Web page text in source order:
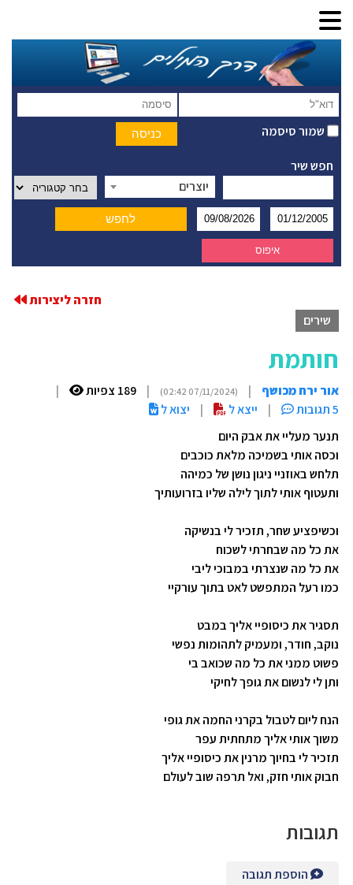
שמור סיסמה
חפש שיר
יוצרים
חזרה ליצירות
שירים
חותמת
אור ירח מכושף |
(07/11/2024 02:42)
| 189 צפיות
|
5 תגובות
| ייצא ל |
יצוא ל
תנער מעליי את אבק היום
וכסה אותי בשמיכה מלאת כוכבים
תלחש באוזניי ניגון נושן של כמיהה
ותעטוף אותי לתוך לילה שליו בזרועותיך
וכשיפציע שחר, תזכיר לי בנשיקה
את כל מה שבחרתי לשכוח
את כל מה שנצרתי במבוכי ליבי
כמו רעל המתפשט לאט בתוך עורקיי
תסגיר את כיסופיי אליך במבט
נוקב, חודר, ומעמיק לתהומות נפשי
פשוט ממני את כל מה שכואב בי
ותן לי לנשום את גופך לחיקי
הנח ליום לטבול בקרני החמה את גופי
משוך אותי אליך מתחתית עפר
תזכיר לי בחיוך מרנין את כיסופיי אליך
חבוק אותי חזק, ואל תרפה שוב לעולם
תגובות
הוספת תגובה